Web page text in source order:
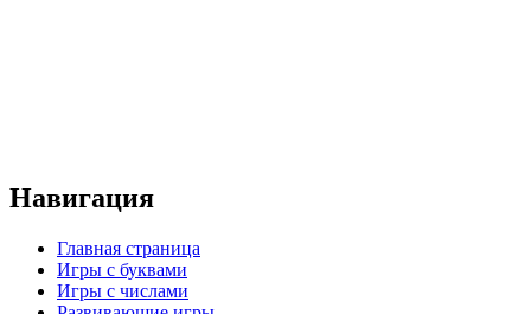
Навигация
Главная страница
Игры с буквами
Игры с числами